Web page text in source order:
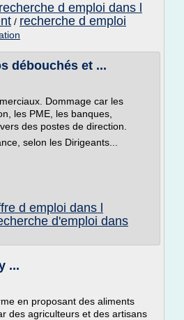
recherche d emploi dans l
/ recherche d emploi
débouchés et ...
Dommage car les
les PME, les banques,
des postes de direction.
selon les Dirigeants...
d emploi dans l
d'emploi dans
...
en proposant des aliments
des agriculteurs et des artisans